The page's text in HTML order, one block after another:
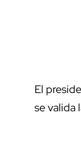
El
se valida